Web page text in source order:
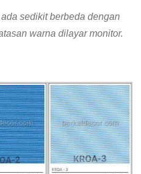
sedikit berbeda dengan
warna dilayar monitor.